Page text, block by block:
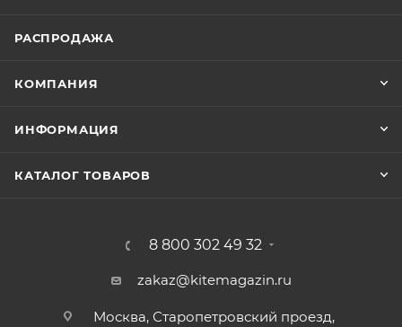
РАСПРОДАЖА
КОМПАНИЯ
ИНФОРМАЦИЯ
КАТАЛОГ ТОВАРОВ
8 800 302 49 32
zakaz@kitemagazin.ru
Москва, Старопетровский проезд,